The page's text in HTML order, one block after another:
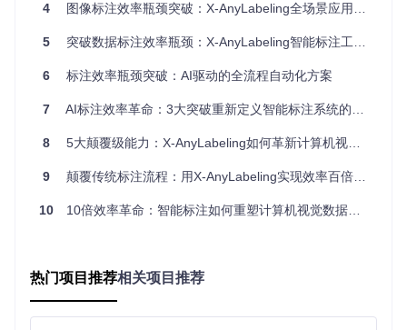
三大组件协同工作：
模型调度层：负责根据标注任务类型（检测、分割、姿态
egment Anything Model）等主流模型的无缝切换。
推理加速层：通过ONNX Runtime等优化工具实现模型推
交互优化层：结合用户标注操作进行实时反馈调整，通过
率。
4 图像标注效率瓶颈突破：X-AnyLabeling全场景应用指南
5 突破数据标注效率瓶颈：X-AnyLabeling智能标注工具革新实践
6 标注效率瓶颈突破：AI驱动的全流程自动化方案
7 AI标注效率革命：3大突破重新定义智能标注系统的技术边界
8 5大颠覆级能力：X-AnyLabeling如何革新计算机视觉数据标注流程
9 颠覆传统标注流程：用X-AnyLabeling实现效率百倍提升
10 10倍效率革命：智能标注如何重塑计算机视觉数据处理流程
热门项目推荐相关项目推荐